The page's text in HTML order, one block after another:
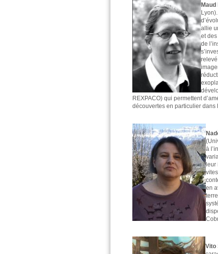
allie
et
de
REXPACO) qui permettent
découvertes en particulier
à
en
Vito